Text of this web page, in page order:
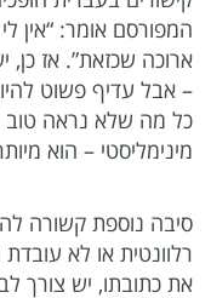
המפורסם אומר: “אין
ארוכה שכזאת”. אז כן,
– אבל עדיף פשוט
כל מה שלא נראה טוב
מינימליסטי – הוא
רלוונטית או לא